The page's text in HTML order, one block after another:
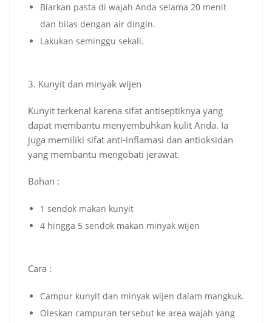
Biarkan pasta di wajah Anda selama 20 menit
dan bilas dengan air dingin.
Lakukan seminggu sekali.
3. Kunyit dan minyak wijen
Kunyit terkenal karena sifat antiseptiknya yang
dapat membantu menyembuhkan kulit Anda. Ia
juga memiliki sifat anti-inflamasi dan antioksidan
yang membantu mengobati jerawat.
Bahan :
1 sendok makan kunyit
4 hingga 5 sendok makan minyak wijen
Cara :
Campur kunyit dan minyak wijen dalam mangkuk.
Oleskan campuran tersebut ke area wajah yang